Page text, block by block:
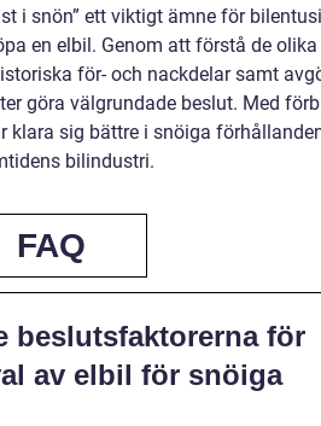
i snön” ett viktigt ämne för
en elbil. Genom att förstå de
för- och nackdelar samt
göra välgrundade beslut. Med
klara sig bättre i snöiga
bilindustri.
FAQ
beslutsfaktorerna för
av elbil för snöiga